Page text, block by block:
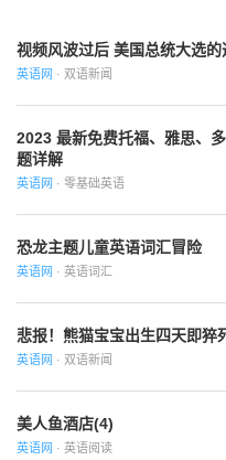
视频风波过后 美国总统大选
英语网 · 双语新闻
2023 最新免费托福、雅思、
题详解
英语网 · 零基础英语
恐龙主题儿童英语词汇冒险
英语网 · 英语词汇
悲报！熊猫宝宝出生四天即猝
英语网 · 双语新闻
美人鱼酒店(4)
英语网 · 英语阅读